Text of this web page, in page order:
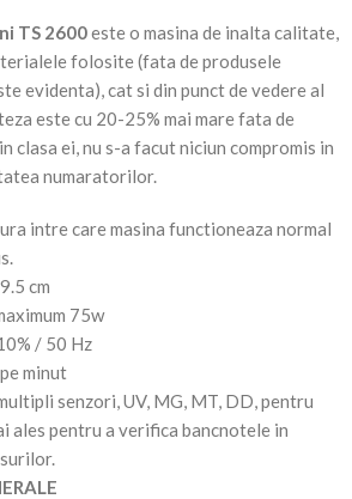
TS 2600este o masina de inalta calitate,
folosite (fata de produsele
evidenta), cat si din punct de vedere al
este cu 20-25% mai mare fata de
clasa ei, nu s-a facut niciun compromis in
numaratorilor.
intre care masina functioneaza normal
cm
75w
/ 50 Hz
minut
senzori, UV, MG, MT, DD, pentru
ales pentru a verifica bancnotele in